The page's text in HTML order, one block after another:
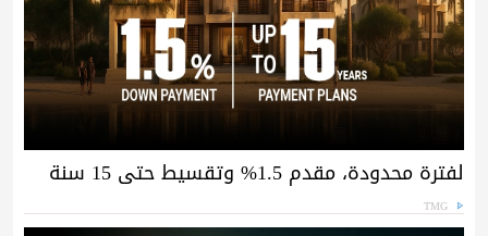
لفترة محدودة، مقدم 1.5% وتقسيط حتى 15 سنة
TMG